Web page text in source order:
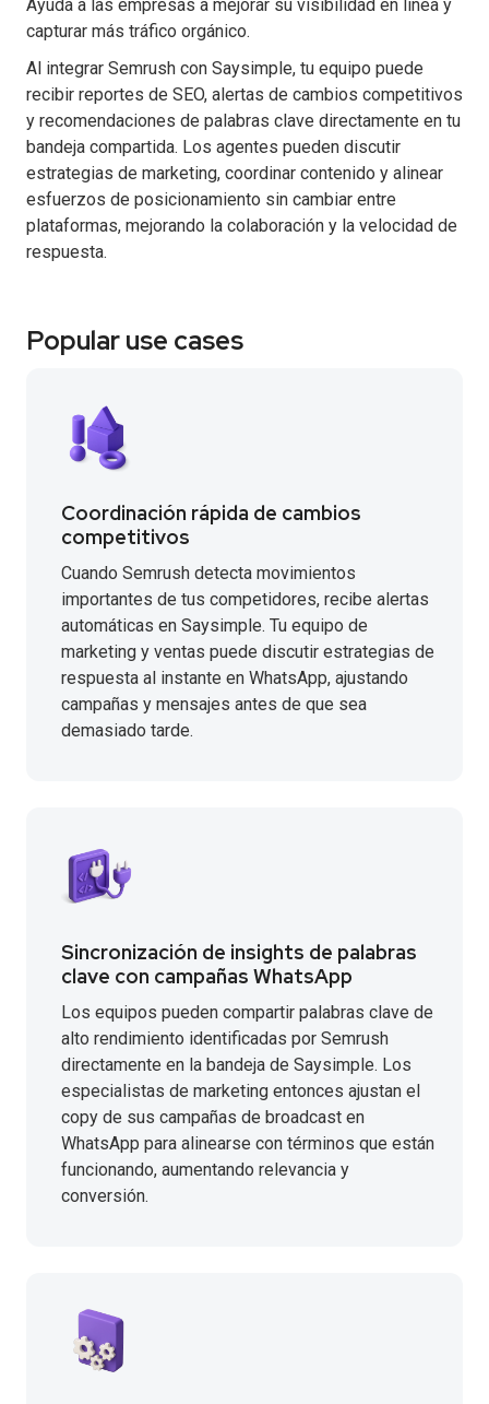
Ayuda a las empresas a mejorar su visibilidad en línea y
capturar más tráfico orgánico.
Al integrar Semrush con Saysimple, tu equipo puede
recibir reportes de SEO, alertas de cambios competitivos
y recomendaciones de palabras clave directamente en tu
bandeja compartida. Los agentes pueden discutir
estrategias de marketing, coordinar contenido y alinear
esfuerzos de posicionamiento sin cambiar entre
plataformas, mejorando la colaboración y la velocidad de
respuesta.
Popular use cases
Coordinación rápida de cambios
competitivos
Cuando Semrush detecta movimientos
importantes de tus competidores, recibe alertas
automáticas en Saysimple. Tu equipo de
marketing y ventas puede discutir estrategias de
respuesta al instante en WhatsApp, ajustando
campañas y mensajes antes de que sea
demasiado tarde.
Sincronización de insights de palabras
clave con campañas WhatsApp
Los equipos pueden compartir palabras clave de
alto rendimiento identificadas por Semrush
directamente en la bandeja de Saysimple. Los
especialistas de marketing entonces ajustan el
copy de sus campañas de broadcast en
WhatsApp para alinearse con términos que están
funcionando, aumentando relevancia y
conversión.